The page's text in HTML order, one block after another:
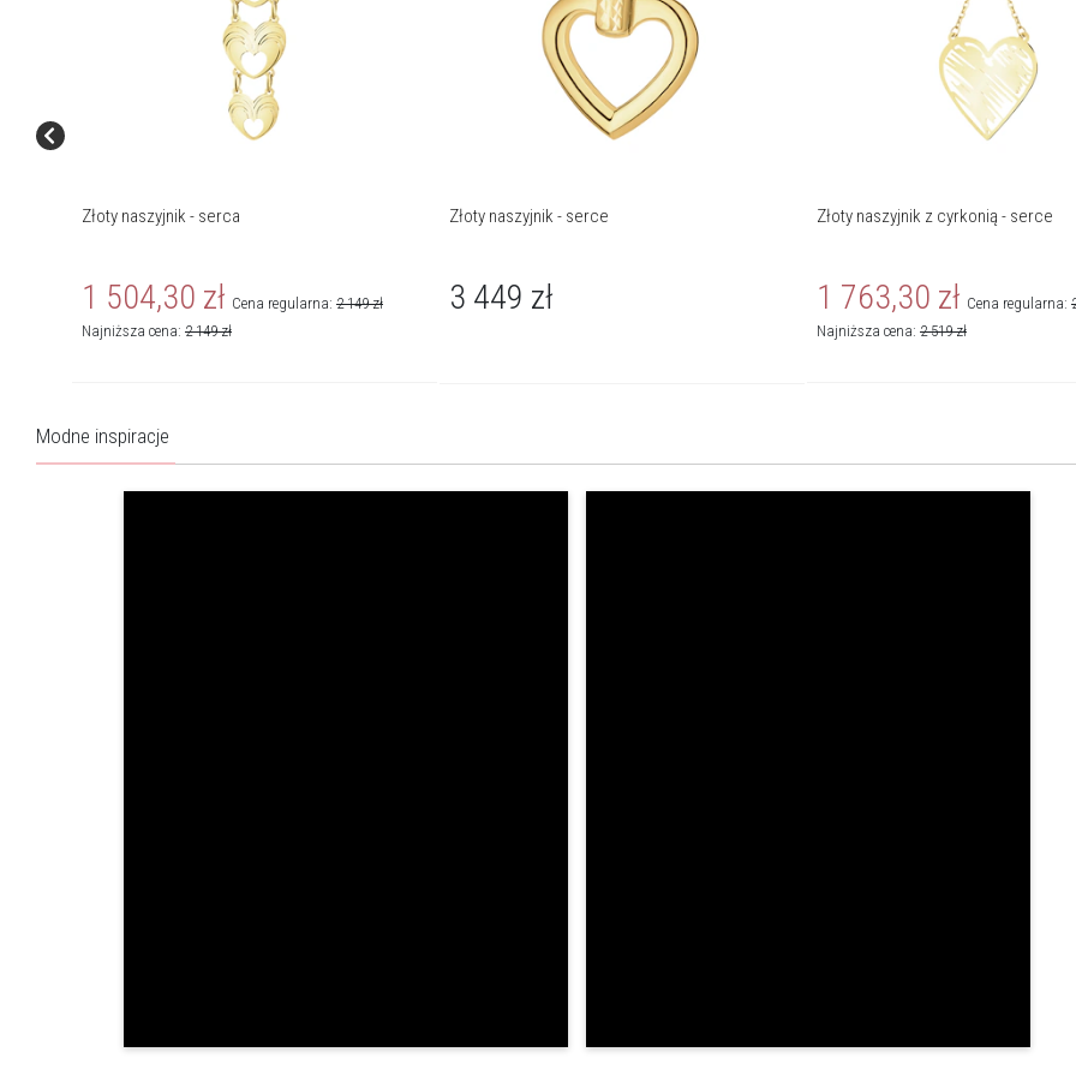
Złoty naszyjnik - serca
1 504,30 zł Cena regularna: 2 149 zł
Najniższa cena: 2 149 zł
Złoty naszyjnik - serce
3 449 zł
Złoty naszyjnik z cyrkonią - serce
1 763,30 zł Cena regularna:
Najniższa cena: 2 519 zł
Modne inspiracje